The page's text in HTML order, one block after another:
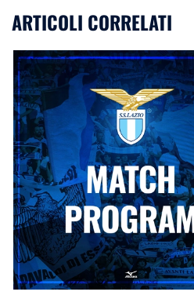
ARTICOLI CORRELATI